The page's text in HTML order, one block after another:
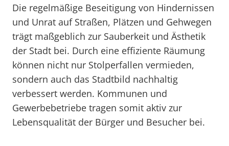
Die regelmäßige Beseitigung von Hindernissen
und Unrat auf Straßen, Plätzen und Gehwegen
trägt maßgeblich zur Sauberkeit und Ästhetik
der Stadt bei. Durch eine effiziente Räumung
können nicht nur Stolperfallen vermieden,
sondern auch das Stadtbild nachhaltig
verbessert werden. Kommunen und
Gewerbebetriebe tragen somit aktiv zur
Lebensqualität der Bürger und Besucher bei.